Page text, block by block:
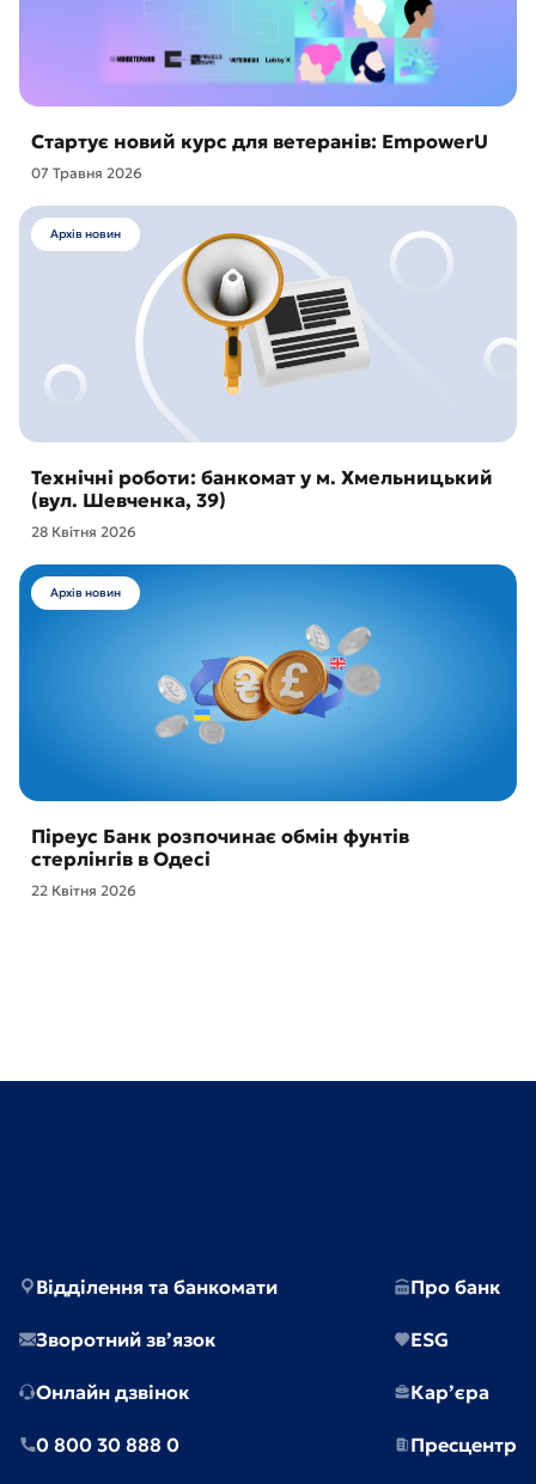
Стартує новий курс для ветеранів: EmpowerU
07 Травня 2026
Архів новин
Технічні роботи: банкомат у м. Хмельницький
(вул. Шевченка, 39)
28 Квітня 2026
Архів новин
Піреус Банк розпочинає обмін фунтів
стерлінгів в Одесі
22 Квітня 2026
Відділення та банкомати
Зворотний зв’язок
Онлайн дзвінок
0 800 30 888 0
Про банк
ESG
Кар’єра
Пресцентр